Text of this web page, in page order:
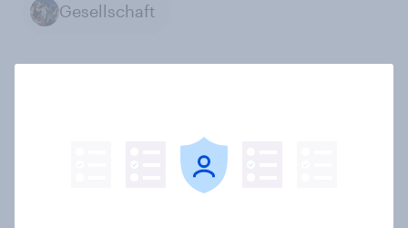
Gesellschaft
PR and crisis management